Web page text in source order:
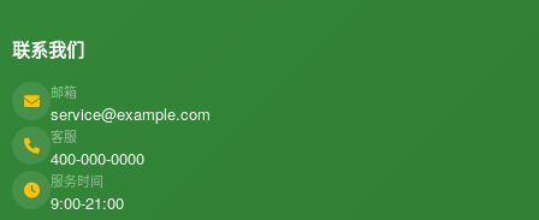
联系我们
邮箱
service@example.com
客服
400-000-0000
服务时间
9:00-21:00